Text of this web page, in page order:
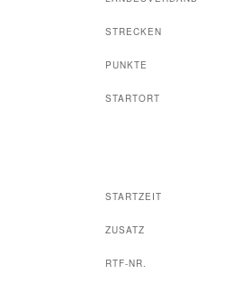
STRECKEN
PUNKTE
STARTORT
STARTZEIT
ZUSATZ
RTF-NR.